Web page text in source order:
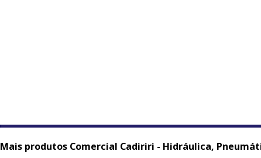
Mais produtos Comercial Cadiriri - Hidráulica,